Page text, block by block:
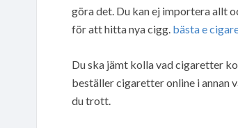
göra det. Du kan ej importera allt
för att hitta nya cigg. bästa e
Du ska jämt kolla vad cigaretter
beställer cigaretter online i annan
du trott.